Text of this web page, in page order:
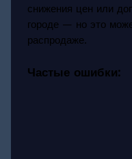
снижения цен или
городе — но это
распродаже.
Частые ошибки: